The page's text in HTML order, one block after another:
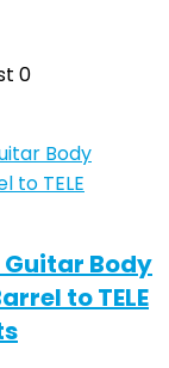
0
Body
to TELE